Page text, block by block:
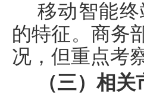
移动智能
的特征。商务
况，但重点考
（三）相关